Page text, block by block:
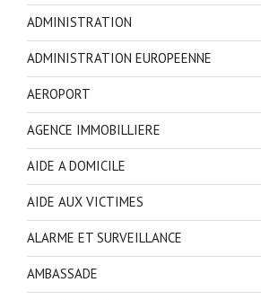
ADMINISTRATION
ADMINISTRATION EUROPEENNE
AEROPORT
AGENCE IMMOBILLIERE
AIDE A DOMICILE
AIDE AUX VICTIMES
ALARME ET SURVEILLANCE
AMBASSADE